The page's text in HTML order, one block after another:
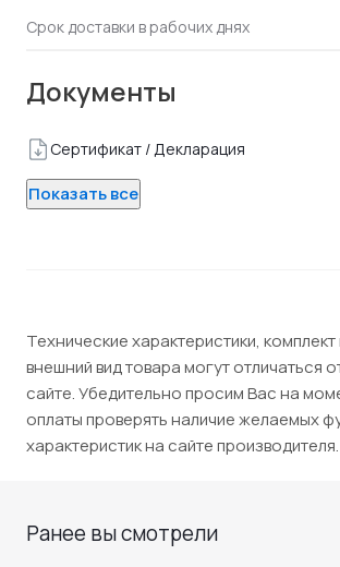
Срок доставки в рабочих днях
Документы
Сертификат / Декларация
Показать все
Технические характеристики, комплект
внешний вид товара могут отличаться
сайте. Убедительно просим Вас на
оплаты проверять наличие желаемых
характеристик на сайте производителя.
Ранее вы смотрели